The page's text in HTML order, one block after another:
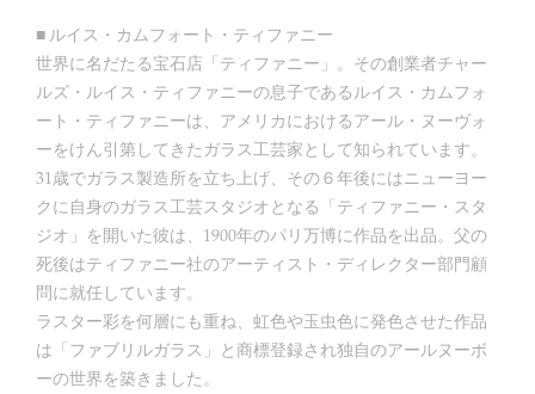
■ ルイス・カムフォート・ティファニー
世界に名だたる宝石店「ティファニー」。その創業者チャー
ルズ・ルイス・ティファニーの息子であるルイス・カムフォ
ート・ティファニーは、アメリカにおけるアール・ヌーヴォ
ーをけん引第してきたガラス工芸家として知られています。
31歳でガラス製造所を立ち上げ、その６年後にはニューヨー
クに自身のガラス工芸スタジオとなる「ティファニー・スタ
ジオ」を開いた彼は、1900年のパリ万博に作品を出品。父の
死後はティファニー社のアーティスト・ディレクター部門顧
問に就任しています。
ラスター彩を何層にも重ね、虹色や玉虫色に発色させた作品
は「ファブリルガラス」と商標登録され独自のアールヌーボ
ーの世界を築きました。